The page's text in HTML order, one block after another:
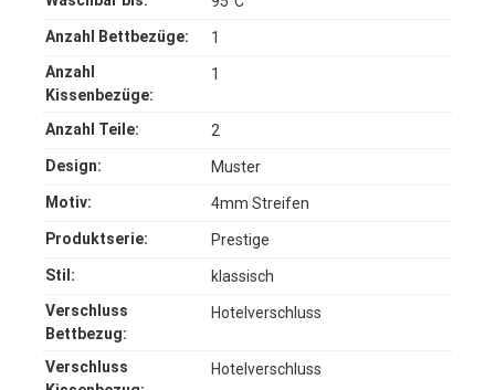
Anzahl Bettbezüge:
1
Anzahl
Kissenbezüge:
1
Anzahl Teile:
2
Design:
Muster
Motiv:
4mm Streifen
Produktserie:
Prestige
Stil:
klassisch
Verschluss
Bettbezug:
Hotelverschluss
Verschluss
Hotelverschluss